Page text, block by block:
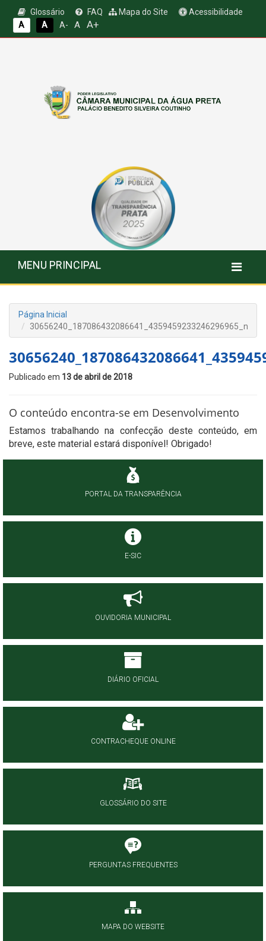
Glossário FAQ Mapa do Site
Acessibilidade
A
A A- A A+
MENU PRINCIPAL
Página Inicial
30656240_187086432086641_4359459233246296965_n
Publicado em 13 de abril de 2018
O conteúdo encontra-se em Desenvolvimento
Estamos trabalhando na confecção deste conteúdo, em
breve, este material estará disponível! Obrigado!
PORTAL DA TRANSPARÊNCIA
E-SIC
OUVIDORIA MUNICIPAL
DIÁRIO OFICIAL
CONTRACHEQUE ONLINE
GLOSSÁRIO DO SITE
PERGUNTAS FREQUENTES
MAPA DO WEBSITE